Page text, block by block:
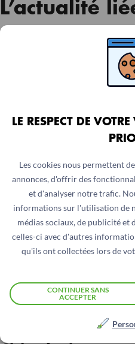
LE RESPECT DE
Les cookies nous permettent
annonces, d'offrir des
et d'analyser notre trafic.
informations sur l'utilisation de
médias sociaux, de publicité et
celles-ci avec d'autres
qu'ils ont collectées lors de
CONTINUER SANS
ACCEPTER
L’actualité
TERRITOIRE PALESTINIEN
« Est-ce que
entend ? » Par les